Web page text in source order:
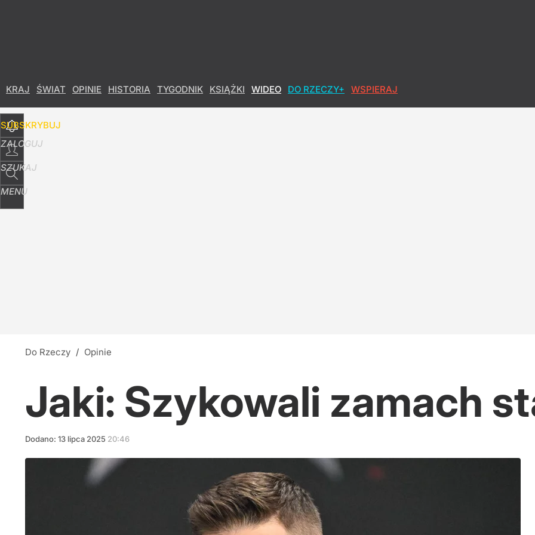
KRAJ ŚWIAT OPINIE HISTORIA TYGODNIK KSIĄŻKI WIDEO DO RZECZY+ WSPIERAJ
SUBSKRYBUJ
ZALOGUJ
SZUKAJ
MENU
Do Rzeczy / Opinie
Jaki: Szykowali zamach
Dodano: 13 lipca 2025 20:46